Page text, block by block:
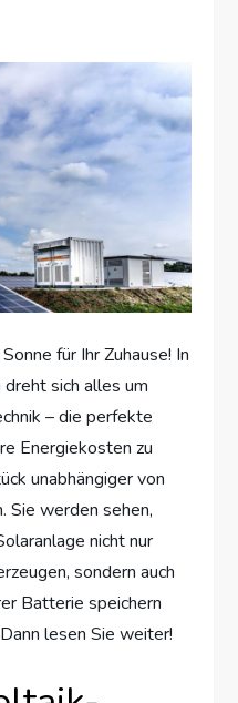
für Ihr Zuhause! In
sich alles um
– die perfekte
Energiekosten zu
unabhängiger von
Sie werden sehen,
nicht nur
sondern auch
Batterie speichern
lesen Sie weiter!